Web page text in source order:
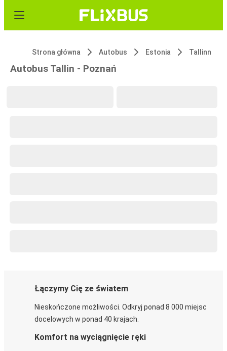
Strona główna Autobus Estonia Tallinn
Autobus Tallin - Poznań
Łączymy Cię ze światem
Nieskończone możliwości. Odkryj ponad 8 000 miejsc
docelowych w ponad 40 krajach.
Komfort na wyciągnięcie ręki